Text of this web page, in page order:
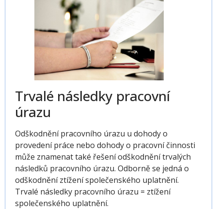
Trvalé následky pracovní
úrazu
Odškodnění pracovního úrazu u dohody o
provedení práce nebo dohody o pracovní činnosti
může znamenat také řešení odškodnění trvalých
následků pracovního úrazu. Odborně se jedná o
odškodnění ztížení společenského uplatnění.
Trvalé následky pracovního úrazu = ztížení
společenského uplatnění.